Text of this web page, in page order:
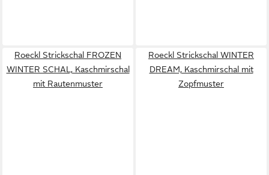
Roeckl Strickschal FROZEN
WINTER SCHAL, Kaschmirschal
mit Rautenmuster
Roeckl Strickschal WINTER
DREAM, Kaschmirschal mit
Zopfmuster